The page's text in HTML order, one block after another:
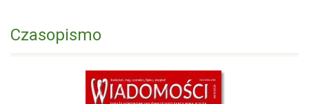
Czasopismo